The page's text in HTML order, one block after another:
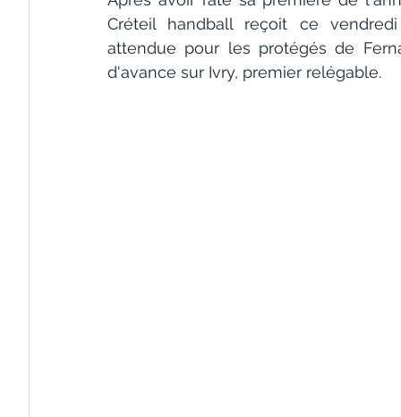
Créteil handball reçoit ce
attendue pour les protégés de
d'avance sur Ivry, premier relégable.